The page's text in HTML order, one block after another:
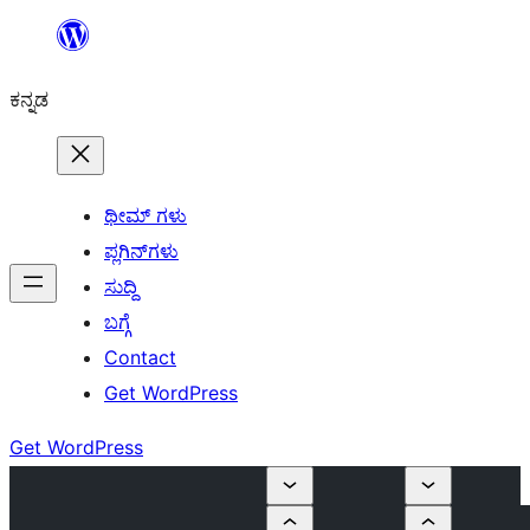
ವಿಷಯಕ್ಕೆ
ಕನ್ನಡ
ಥೀಮ್ ಗಳು
ಪ್ಲಗಿನ್‌ಗಳು
ಸುದ್ದಿ
ಬಗ್ಗೆ
Contact
Get WordPress
Get WordPress